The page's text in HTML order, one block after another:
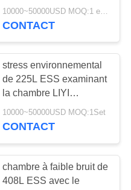
à
39
17
la chambre -70~+100
d'essai de la stabilité
10000~50000USD MOQ:1 ensemble
CONTACT
stress environnemental
de 225L ESS examinant
la chambre LIYI
programmable
10000~50000USD MOQ:1Set
CONTACT
chambre à faible bruit de
408L ESS avec le